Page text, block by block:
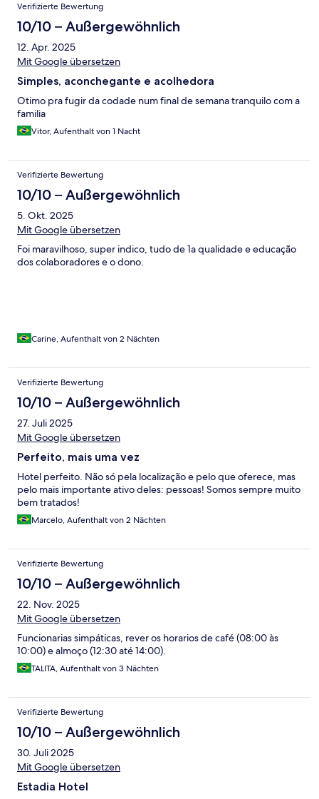
Verifizierte Bewertung
10/10 – Außergewöhnlich
12. Apr. 2025
Mit Google übersetzen
Simples, aconchegante e acolhedora
Otimo pra fugir da codade num final de semana tranquilo com a
familia
Vitor, Aufenthalt von 1 Nacht
Verifizierte Bewertung
10/10 – Außergewöhnlich
5. Okt. 2025
Mit Google übersetzen
Foi maravilhoso, super indico, tudo de 1a qualidade e educação
dos colaboradores e o dono.
Carine, Aufenthalt von 2 Nächten
Verifizierte Bewertung
10/10 – Außergewöhnlich
27. Juli 2025
Mit Google übersetzen
Perfeito, mais uma vez
Hotel perfeito. Não só pela localização e pelo que oferece, mas
pelo mais importante ativo deles: pessoas! Somos sempre muito
bem tratados!
Marcelo, Aufenthalt von 2 Nächten
Verifizierte Bewertung
10/10 – Außergewöhnlich
22. Nov. 2025
Mit Google übersetzen
Funcionarias simpáticas, rever os horarios de café (08:00 às
10:00) e almoço (12:30 até 14:00).
TALITA, Aufenthalt von 3 Nächten
Verifizierte Bewertung
10/10 – Außergewöhnlich
30. Juli 2025
Mit Google übersetzen
Estadia Hotel